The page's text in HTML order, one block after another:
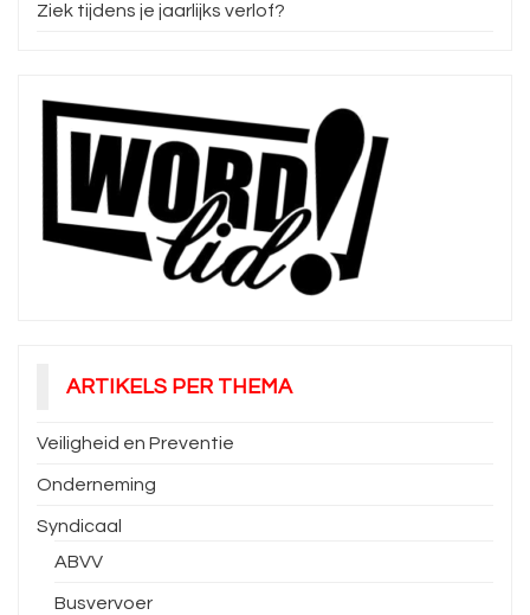
Ziek tijdens je jaarlijks verlof?
ARTIKELS PER THEMA
Veiligheid en Preventie
Onderneming
Syndicaal
ABVV
Busvervoer